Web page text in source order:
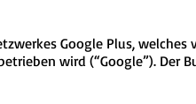
Google Plus, welches
wird (“Google”). Der